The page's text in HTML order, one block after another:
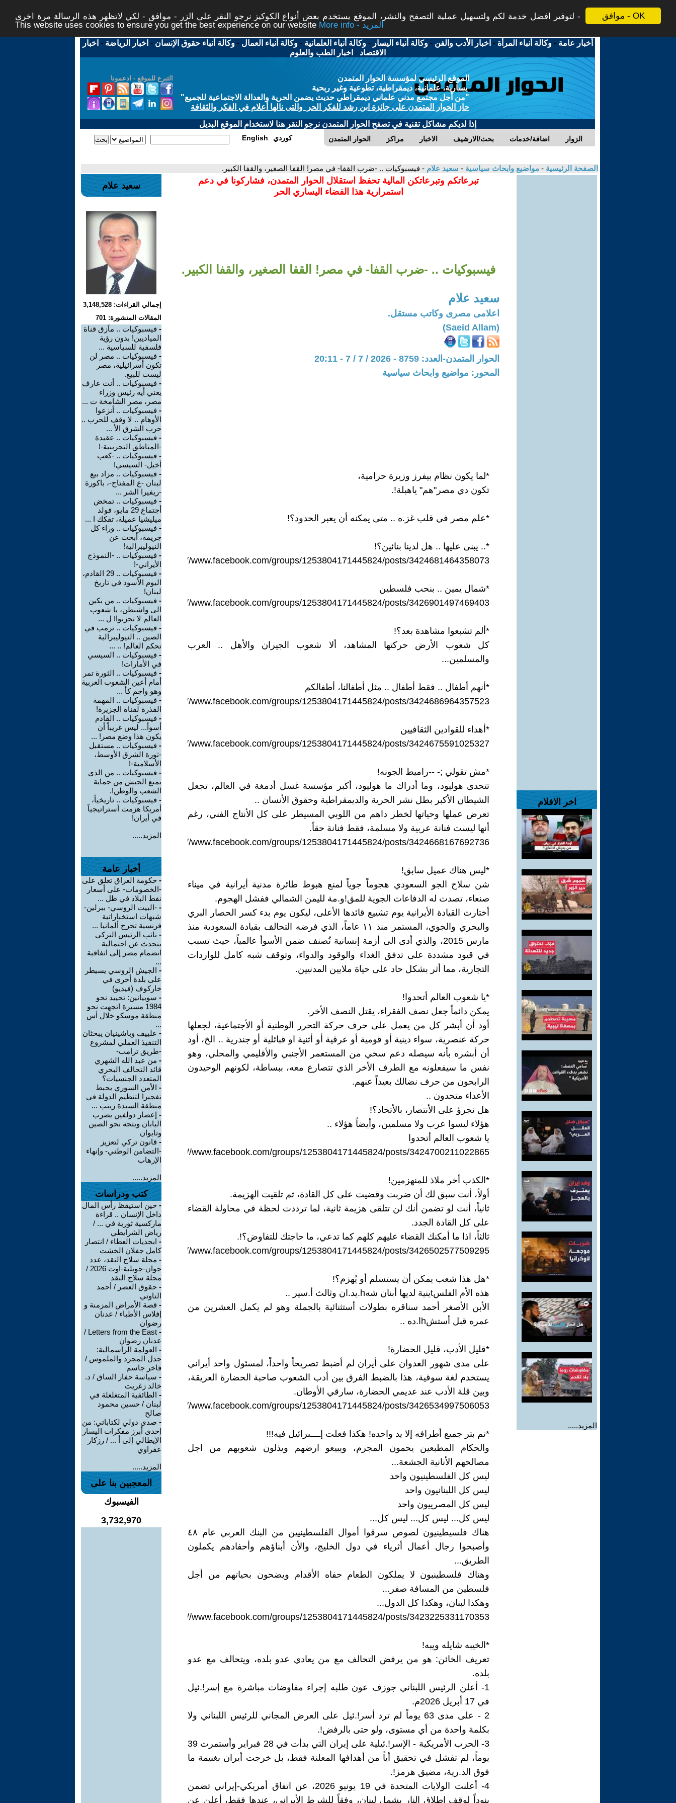
موافق - OK
لتوفير افضل خدمة لكم ولتسهيل عملية التصفح والنشر، الموقع يستخدم بعض أنواع الكوكيز نرجو النقر على الزر - موافق - لكي لاتظهر هذه الرسالة مرة اخرى -
This website uses cookies to ensure you get the best experience on our website
More info - المزيد
أخبار عامة -وكالة أنباء المرأة - اخبار الأدب والفن -وكالة أنباء اليسار -وكالة أنباء العلمانية -وكالة أنباء العمال -وكالة أنباء حقوق الإنسان - اخبار الرياضة - اخبار
الاقتصاد - اخبار الطب والعلوم
التبرع للموقع - ادعمونا
الموقع الرئيسي لمؤسسة الحوار المتمدن
يسارية، علمانية، ديمقراطية، تطوعية وغير ربحية
"من أجل مجتمع مدني علماني ديمقراطي حديث يضمن الحرية والعدالة الاجتماعية للجميع"
حاز الحوار المتمدن على جائزة ابن رشد للفكر الحر والتى نالها أعلام في الفكر والثقافة
إذا لديكم مشاكل تقنية في تصفح الحوار المتمدن نرجو النقر هنا لاستخدام الموقع البديل
الحوار المتمدن مراكز الاخبار بحث/الارشيف اضافة/خدمات الزوار English كوردي
الصفحة الرئيسية - مواضيع وابحاث سياسية - سعيد علام - فيسبوكيات .. -ضرب القفا- في مصر! القفا الصغير، والقفا الكبير.
اخر الافلام
المزيد.....
تبرعاتكم وتبرعاتكن المالية تحفظ استقلال الحوار المتمدن، فشاركونا في دعم
استمرارية هذا الفضاء اليساري الحر
فيسبوكيات .. -ضرب القفا- في مصر! القفا الصغير، والقفا الكبير.
سعيد علام
اعلامى مصرى وكاتب مستقل.
(Saeid Allam)
الحوار المتمدن-العدد: 8759 - 2026 / 7 / 7 - 20:11
المحور: مواضيع وابحاث سياسية
*لما يكون نظام بيفرز وزيرة حرامية،
تكون دي مصر"هم" ياهبلة!.
*علم مصر في قلب غز.ه .. متى يمكنه أن يعبر الحدود؟!
*.. يبنى عليها .. هل لدينا بنائين؟!
https://www.facebook.com/groups/1253804171445824/posts/3424681464358073
*شمال يمين .. بنحب فلسطين
https://www.facebook.com/groups/1253804171445824/posts/3426901497469403/
*ألم تشبعوا مشاهدة بعد؟!
كل شعوب الأرض حركتها المشاهد، ألا شعوب الجيران والأهل .. العرب
والمسلمين...
*أنهم أطفال .. فقط أطفال .. مثل أطفالنا، أطفالكم
https://www.facebook.com/groups/1253804171445824/posts/3424686964357523
*أهداء للقوادين الثقافيين
https://www.facebook.com/groups/1253804171445824/posts/3424675591025327
*مش تقولي ;- --راميط الجونه!
تتحدى هوليود، وما أدراك ما هوليود، أكبر مؤسسة غسل أدمغة في العالم، تجعل
الشيطان الأكبر بطل نشر الحرية والديمقراطية وحقوق الأنسان ..
تعرض عملها وحياتها لخطر داهم من اللوبي المسيطر على كل الأنتاج الفني، رغم
أنها ليست فنانة عربية ولا مسلمة، فقط فنانة حقاً.
https://www.facebook.com/groups/1253804171445824/posts/3424668167692736/
*ليس هناك عميل سابق!
شن سلاح الجو السعودي هجوماً جوياً لمنع هبوط طائرة مدنية أيرانية في ميناء
صنعاء، تصدت له الدفاعات الجوية للمق!و.مة لليمن الشمالي ففشل الهجوم.
أختارت القيادة الأيرانية يوم تشييع قائدها الأعلى، ليكون يوم بدء كسر الحصار البري
والبحري والجوي، المستمر منذ ١١ عاماً، الذي فرضه التحالف بقيادة السعودية منذ
مارس 2015، والذي أدى الى أزمة إنسانية تُصنف ضمن الأسوأ عالمياً، حيث تسبب
في قيود مشددة على تدفق الغذاء والوقود والدواء، وتوقف شبه كامل للواردات
التجارية، مما أثر بشكل حاد على حياة ملايين المدنيين.
*يا شعوب العالم أتحدوا!
يمكن دائماً جعل نصف الفقراء، يقتل النصف الأخر.
أود أن أبشر كل من يعمل على حرف حركة التحرر الوطنية أو الأجتماعية، لجعلها
حركة عنصرية، سواء دينية أو قومية أو عرقية أو أثنية او قبائلية أو جندرية .. الخ، أود
أن أبشره بأنه سيصله دعم سخي من المستعمر الأجنبي والأقليمي والمحلي، وهو
نفس ما سيفعلونه مع الطرف الأخر الذي تتصارع معه، ببساطة، لكونهم الوحيدون
الرابحون من حرف نضالك بعيداً عنهم.
الأعداء متحدون ..
هل نجرؤ على الأنتصار، بالأتحاد؟!
هؤلاء ليسوا عرب ولا مسلمين، وأيضاً هؤلاء ..
يا شعوب العالم أتحدوا
https://www.facebook.com/groups/1253804171445824/posts/3424700211022865
*الكذب أخر ملاذ للمنهزمين!
أولاً، أنت سبق لك أن ضربت وقضيت على كل القادة، ثم تلقيت الهزيمة.
ثانياً، أنت لو تضمن أنك لن تتلقى هزيمة ثانية، لما ترددت لحظة في محاولة القضاء
على كل القادة الجدد.
ثالثاً، اذا ما أمكنك القضاء عليهم كلهم كما تدعي، ما حاجتك للتفاوض؟!.
https://www.facebook.com/groups/1253804171445824/posts/3426502577509295/
*هل هذا شعب يمكن أن يستسلم أو يُهزم؟!
هذه الأم الفلسtينية لديها أبنان شهh.يد.ان وثالث أ.سير ..
الأبن الأصغر أحمد سناقره بطولات أستثنائية بالجملة وهو لم يكمل العشرين من
عمره قبل أستشhا.ده ..
*قليل الأدب، قليل الحضارة!
على مدى شهور العدوان على أيران لم أضبط تصريحاً واحداً، لمسئول واحد أيراني
يستخدم لغة سوقية، هذا بالضبط الفرق بين أدب الشعوب صاحبة الحضارة العريقة،
وبين قلة الأدب عند عديمي الحضارة، سارقي الأوطان.
https://www.facebook.com/groups/1253804171445824/posts/3426534997506053/
*تم بتر جميع أطرافه إلا يد واحده! هكذا فعلت إــــىرائيل فيه!!!
والحكام المطبعين يحمون المجرم، ويبيعو ارضهم ويذلون شعوبهم من اجل
مصالحهم الأنانية الجشعة...
ليس كل الفلسطينيون واحد
ليس كل اللبنانيون واحد
ليس كل المصرييون واحد
ليس كل... ليس كل... ليس كل...
هناك فلسيطينيون لصوص سرقوا أموال الفلسطينيين من البنك العربي عام ٤٨
وأصبحوا رجال أعمال أثرياء في دول الخليج، والأن أبناؤهم وأحفادهم يكملون
الطريق...
وهناك فلسطينبون لا يملكون الطعام حفاه الأقدام ويضحون بحياتهم من أجل
فلسطين من المسافة صفر...
وهكذا لبنان، وهكذا كل الدول...
https://www.facebook.com/groups/1253804171445824/posts/3423225331170353/
*الخيبه شايله ويبه!
تعريف الخائن: هو من يرفض التحالف مع من يعادي عدو بلده، ويتحالف مع عدو
بلده.
1- أعلن الرئيس اللبناني جوزف عون طلبه إجراء مفاوضات مباشرة مع إسر!.ئيل
في 17 أبريل 2026م.
2 - على مدى 63 يوماً لم ترد أسر!.ئيل على العرض المجاني للرئيس اللبناني ولا
بكلمة واحدة من أي مستوى، ولو حتى بالرفض!.
3- الحرب الأمريكية - الإسر!.ئيلية على إيران التي بدأت في 28 فبراير وأستمرت 39
يوماً، لم تفشل في تحقيق أياً من أهدافها المعلنة فقط، بل خرجت أيران بغنيمة ما
فوق الذ.رية، مضيق هرمز!.
4- أعلنت الولايات المتحدة في 19 يونيو 2026، عن اتفاق أمريكي-إيراني تضمن
بنوداً لوقف إطلاق النار يشمل لبنان، وفقاً للشرط الأيراني، عندها فقط، أعلن عن
سعيد علام
إجمالي القراءات: 3,148,528
المقالات المنشورة: 701
- فيسبوكيات .. ماَزق قناة
المياديين! بدون رؤية
فلسفية للسياسية ...
- فيسبوكيات .. مصر لن
تكون أسرائيلية، مصر
ليست للبيع.
- فيسبوكيات .. أنت عارف
يعني أيه رئيس وزراء
مصر، مصر الشامخة ت ...
- فيسبوكيات .. أنزعوا
الأوهام .. لا وقف للحرب ..
حرب الشرق الأ ...
- فيسبوكيات .. عقيدة
-المناطق التجريبية-!
- فيسبوكيات .. -كعب
أخيل- السيسي!
- فيسبوكيات .. مزاد بيع
لبنان -ع المفتاح-، باكورة
-ريفيرا الشر ...
- فيسبوكيات .. تمخض
أجتماع 29 مايو، فولد
ميليشيا عميلة، تفكك ا ...
- فيسبوكيات .. وراء كل
جريمة، أبحث عن
النيوليبرالية!
- فيسبوكيات .. -النموذج
الأيراني-!
-
فيسبوكيات .. 29 القادم،
اليوم الأسود في تاريخ
لبنان!
- فيسبوكيات .. من بكين
الى واشنطن، يا شعوب
العالم لا تحزنوا! ل ...
- فيسبوكيات .. ترمب في
الصين .. النيوليبرالية
تحكم العالم! .. ...
- فيسبوكيات .. السيسي
في الأمارات!
- فيسبوكيات .. الثورة تمر
أمام أعين الشعوب العربية
وهو واجم كأ ...
- فيسبوكيات .. المهمة
القذرة لقناة الجزيرة!
- فيسبوكيات .. القادم
أسوأ... ليس غريباً أن
يكون هذا وضع مصر! ...
- فيسبوكيات .. مستقبل
-ثورة الشرق الأوسط،
الأسلامية-!
- فيسبوكيات .. من الذي
يمنع الجيش من حماية
الشعب والوطن!.
- فيسبوكيات .. تاريخياً،
أمريكا هزمت أستراتيجياً
في أيران!
المزيد.....
أخبار عامة
- حكومة العراق تعلق على
-الخصومات- على أسعار
نفط البلاد في ظل ...
- -البيت الروسي- ببرلين-
شبهات استخباراتية
فرنسية تحرج ألمانيا ...
- نائب الرئيس التركي
يتحدث عن احتمالية
انضمام مصر إلى اتفاقية
...
- الجيش الروسي يسيطر
على بلدة أخرى في
خاركوف (فيديو)
- سوبيانين: تحييد نحو
1984 مسيرة اتجهت نحو
منطقة موسكو خلال أس
...
- علييف وباشينيان يبحثان
التنفيذ العملي لمشروع
-طريق ترامب-
- من عبد الله الشهري
قائد التحالف البحري
المتعدد الجنسيات؟
- الأمن السوري يحبط
تفجيرا لتنظيم الدولة في
منطقة السيدة زينب ...
- إعصار دولفين يضرب
اليابان ويتجه نحو الصين
وتايوان
- قانون تركي لتعزيز
-التضامن الوطني- وإنهاء
الإرهاب
المزيد.....
كتب ودراسات
- حين استيقظ رأس المال
داخل الإنسان .. قراءة
ماركسية ثورية في ... /
رياض الشرايطي
- ابجديات العطاء / انتصار
كامل جفلان الخشت
- مجلة سلاح النقد، عدد
جوان-جويلية-اوت 2026 /
مجلة سلاح النقد
- حقوق العصر / أحمد
التاوتي
- قصة الأمراض المزمنة و
إفلاس الأطباء / عدنان
رضوان
-
Letters from the East /
عدنان رضوان
- العولمة الرأسمالية:
جدل المجرد والملموس /
فاخر جاسم
- سياسة حفار الساق / د.
خالد زغريت
- الطائفية المتغلغلة في
لبنان / حسين محمود
صالح
- صدى دولي لكتاباتي: من
إحدى أبرز مفكرات اليسار
الإيطالي إلى أ ... / رزكار
عقراوي
المزيد.....
المعجبين بنا على
الفيسبوك
3,732,970